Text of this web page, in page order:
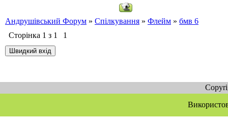
Андрушівський Форум » Спілкування » Флейм » бмв 6
Сторінка 1 з 1 1